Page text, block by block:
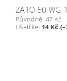
ZATO 50 WG
Původně: 47 Kč
Ušetříte: 14 Kč